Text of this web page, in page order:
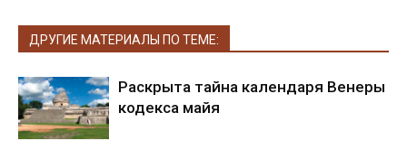
ДРУГИЕ МАТЕРИАЛЫ ПО ТЕМЕ:
Раскрыта тайна календаря Венеры
кодекса майя